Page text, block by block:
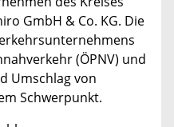
GmbH & Co. KG. Die
(ÖPNV) und
Umschlag von
Schwerpunkt.